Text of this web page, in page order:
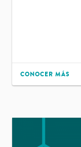
CONOCER MÁS